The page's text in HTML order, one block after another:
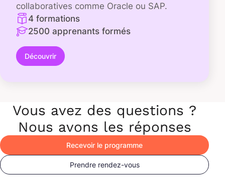
collaboratives comme Oracle ou SAP.
4 formations
2500 apprenants formés
Découvrir
Vous avez des questions ?
Nous avons les réponses
Recevoir le programme
Prendre rendez-vous